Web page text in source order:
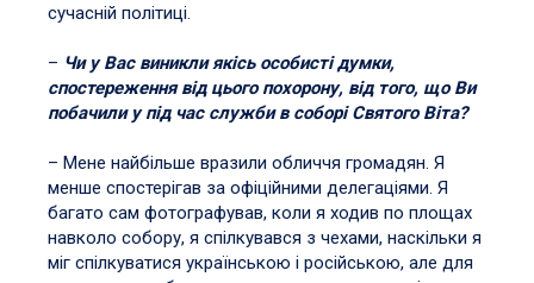
сучасній політиці.
– Чи у Вас виникли якісь особисті думки,
спостереження від цього похорону, від того, що Ви
побачили у під час служби в соборі Святого Віта?
– Мене найбільше вразили обличчя громадян. Я
менше спостерігав за офіційними делегаціями. Я
багато сам фотографував, коли я ходив по площах
навколо собору, я спілкувався з чехами, наскільки я
міг спілкуватися українською і російською, але для